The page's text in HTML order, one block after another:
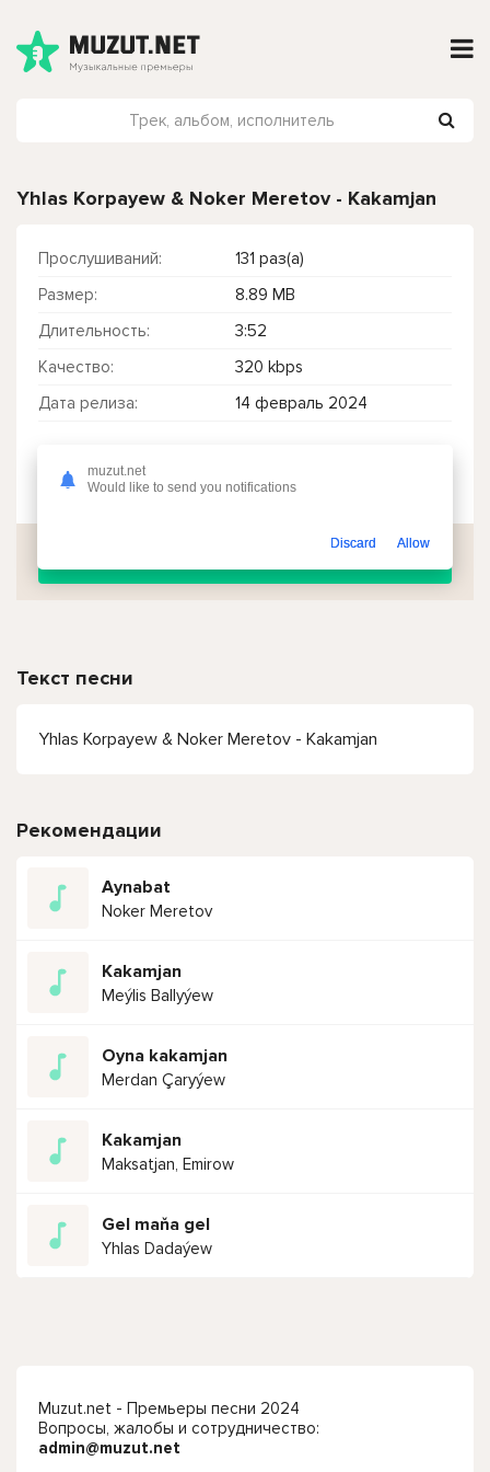
Yhlas Korpayew & Noker Meretov - Kakamjan
Прослушиваний:
131 раз(а)
Размер:
8.89 MB
Длительность:
3:52
Качество:
320 kbps
Дата релиза:
14 февраль 2024
Текст песни
Yhlas Korpayew & Noker Meretov - Kakamjan
Рекомендации
Aynabat
Noker Meretov
Kakamjan
Meýlis Ballyýew
Oyna kakamjan
Merdan Çaryýew
Kakamjan
Maksatjan, Emirow
Gel maňa gel
Yhlas Dadaýew
Muzut.net - Премьеры песни 2024
Вопросы, жалобы и сотрудничество:
admin@muzut.net
muzut.net
Would like to send you notifications
Discard Allow